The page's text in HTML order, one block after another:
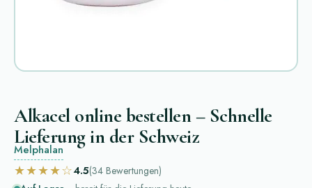
Alkacel online bestellen – Schnelle
Lieferung in der Schweiz
Melphalan
★★★★☆4.5(34 Bewertungen)